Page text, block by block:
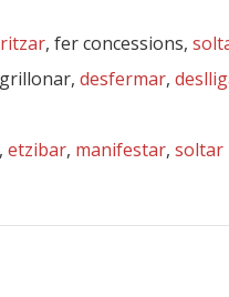
, fer concessions,
desfermar,
, etzibar, manifestar, soltar